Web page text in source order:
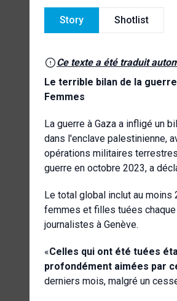
Story Shotlist
Ce texte a été traduit
Le terrible bilan de la
Femmes
La guerre à Gaza a infligé un
dans l'enclave palestinienne,
opérations militaires
guerre en octobre 2023, a
Le total global inclut au
femmes et filles tuées chaque
journalistes à Genève.
«Celles qui ont été tuées
profondément aimées par
derniers mois, malgré un